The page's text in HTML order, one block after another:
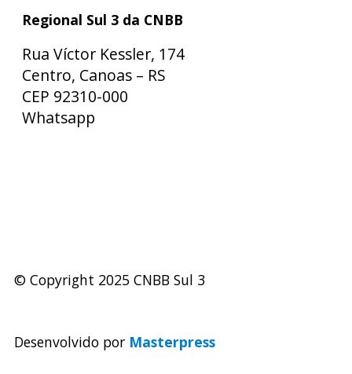
Regional Sul 3 da CNBB
Rua Víctor Kessler, 174
Centro, Canoas – RS
CEP 92310-000
Whatsapp
© Copyright 2025 CNBB Sul 3
Desenvolvido por Masterpress